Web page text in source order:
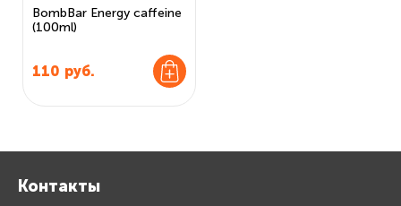
BombBar Energy caffeine
(100ml)
110 руб.
Контакты